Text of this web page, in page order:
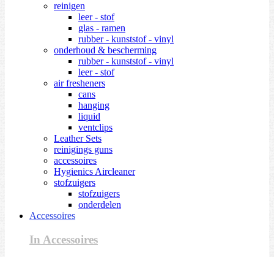
reinigen
leer - stof
glas - ramen
rubber - kunststof - vinyl
onderhoud & bescherming
rubber - kunststof - vinyl
leer - stof
air fresheners
cans
hanging
liquid
ventclips
Leather Sets
reinigings guns
accessoires
Hygienics Aircleaner
stofzuigers
stofzuigers
onderdelen
Accessoires
In Accessoires